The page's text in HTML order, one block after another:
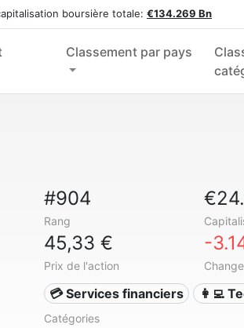
boursière totale: €134.269 Bn
Classement par pays
#904
Rang
45,33 €
Prix de l'action
-
💳 Services financiers 👩‍💻
Catégories